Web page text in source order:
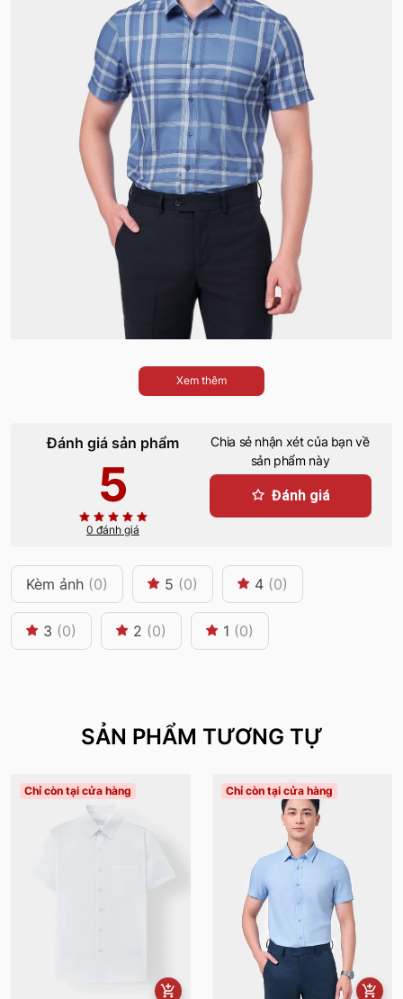
Xem thêm
Đánh giá sản phẩm
5
0 đánh giá
Chia sẻ nhận xét của bạn về
sản phẩm này
Đánh giá
Kèm ảnh (0) 5 (0) 4 (0)
3 (0) 2 (0) 1 (0)
SẢN PHẨM TƯƠNG TỰ
Chỉ còn tại cửa hàng Chỉ còn tại cửa hàng